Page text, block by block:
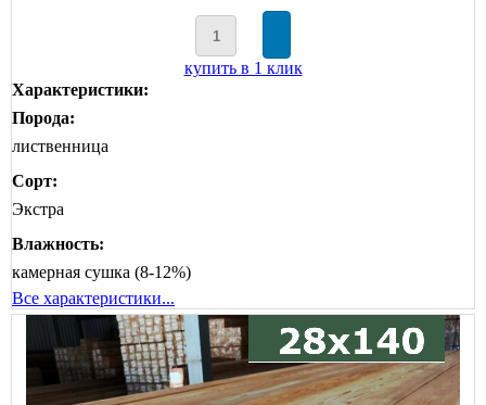
купить в 1 клик
Характеристики:
Порода:
лиственница
Сорт:
Экстра
Влажность:
камерная сушка (8-12%)
Все характеристики...